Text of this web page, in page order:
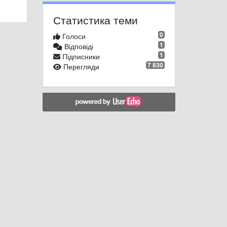
Статистика теми
0
Голоси
1
Відповіді
1
Підписники
7 830
Перегляди